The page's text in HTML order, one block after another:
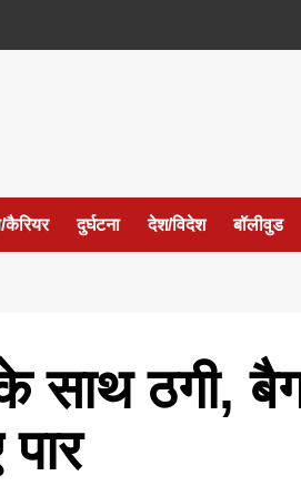
कैरियर दुर्घटना देश/विदेश बॉलीवुड
साथ ठगी,